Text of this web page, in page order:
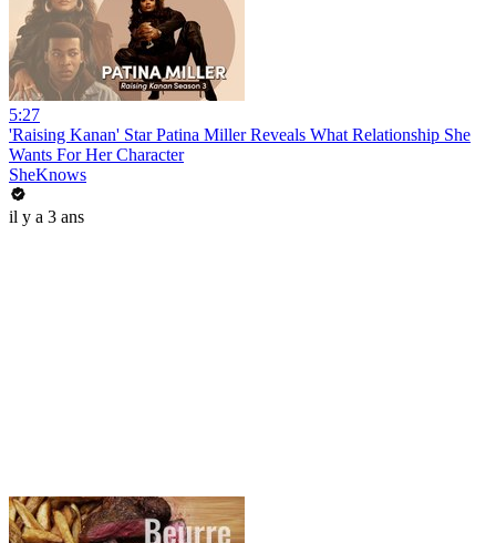
5:27
'Raising Kanan' Star Patina Miller Reveals What Relationship She
Wants For Her Character
SheKnows
il y a 3 ans